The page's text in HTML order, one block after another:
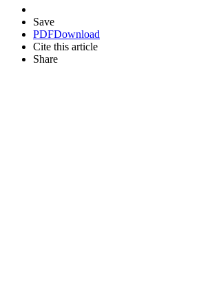
Save
PDFDownload
Cite this article
Share